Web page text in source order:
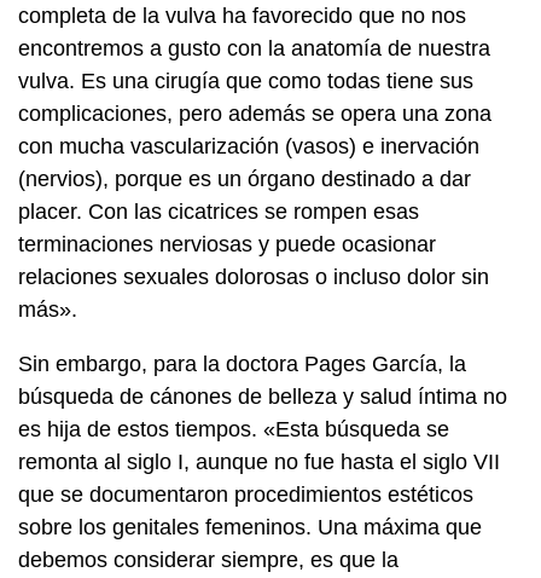
completa de la vulva ha favorecido que no nos
encontremos a gusto con la anatomía de nuestra
vulva. Es una cirugía que como todas tiene sus
complicaciones, pero además se opera una zona
con mucha vascularización (vasos) e inervación
(nervios), porque es un órgano destinado a dar
placer. Con las cicatrices se rompen esas
terminaciones nerviosas y puede ocasionar
relaciones sexuales dolorosas o incluso dolor sin
más».
Sin embargo, para la doctora Pages García, la
búsqueda de cánones de belleza y salud íntima no
es hija de estos tiempos. «Esta búsqueda se
remonta al siglo I, aunque no fue hasta el siglo VII
que se documentaron procedimientos estéticos
sobre los genitales femeninos. Una máxima que
debemos considerar siempre, es que la